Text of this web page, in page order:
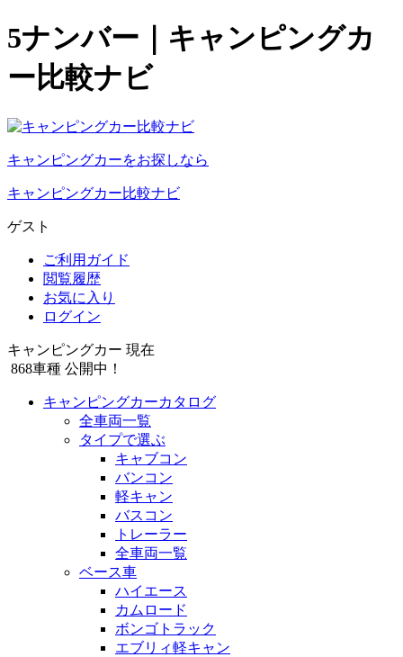
5ナンバー｜キャンピングカ
ー比較ナビ
キャンピングカーをお探しなら
キャンピングカー比較ナビ
ゲスト
ご利用ガイド
閲覧履歴
お気に入り
ログイン
キャンピングカー 現在
868車種 公開中！
キャンピングカーカタログ
全車両一覧
タイプで選ぶ
キャブコン
バンコン
軽キャン
バスコン
トレーラー
全車両一覧
ベース車
ハイエース
カムロード
ボンゴトラック
エブリィ軽キャン